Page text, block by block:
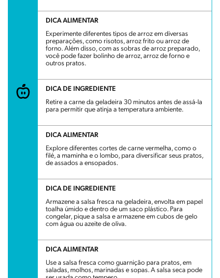
DICA ALIMENTAR
Experimente diferentes tipos de arroz em diversas
preparações, como risotos, arroz frito ou arroz de
forno. Além disso, com as sobras de arroz preparado,
você pode fazer bolinho de arroz, arroz de forno e
outros pratos.
DICA DE INGREDIENTE
Retire a carne da geladeira 30 minutos antes de assá-la
para permitir que atinja a temperatura ambiente.
DICA ALIMENTAR
Explore diferentes cortes de carne vermelha, como o
filé, a maminha e o lombo, para diversificar seus pratos,
de assados a ensopados.
DICA DE INGREDIENTE
Armazene a salsa fresca na geladeira, envolta em papel
toalha úmido e dentro de um saco plástico. Para
congelar, pique a salsa e armazene em cubos de gelo
com água ou azeite de oliva.
DICA ALIMENTAR
Use a salsa fresca como guarnição para pratos, em
saladas, molhos, marinadas e sopas. A salsa seca pode